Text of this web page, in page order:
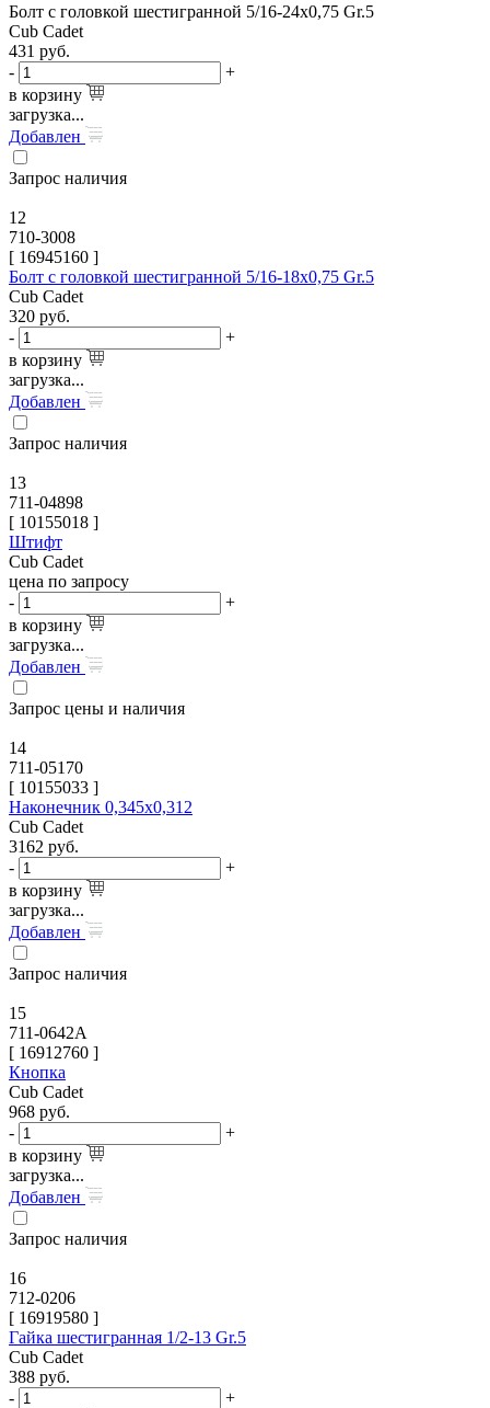
Болт с головкой шестигранной 5/16-24х0,75 Gr.5
Cub Cadet
431 руб.
-
+
в корзину
загрузка...
Добавлен
Запрос наличия
12
710-3008
[ 16945160 ]
Болт с головкой шестигранной 5/16-18х0,75 Gr.5
Cub Cadet
320 руб.
-
+
в корзину
загрузка...
Добавлен
Запрос наличия
13
711-04898
[ 10155018 ]
Штифт
Cub Cadet
цена по запросу
-
+
в корзину
загрузка...
Добавлен
Запрос цены и наличия
14
711-05170
[ 10155033 ]
Наконечник 0,345х0,312
Cub Cadet
3162 руб.
-
+
в корзину
загрузка...
Добавлен
Запрос наличия
15
711-0642A
[ 16912760 ]
Кнопка
Cub Cadet
968 руб.
-
+
в корзину
загрузка...
Добавлен
Запрос наличия
16
712-0206
[ 16919580 ]
Гайка шестигранная 1/2-13 Gr.5
Cub Cadet
388 руб.
-
+